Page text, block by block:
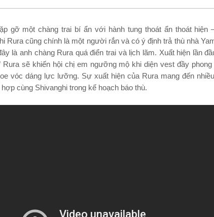
gỡ một chàng trai bí ẩn với hành tung thoát ẩn thoát hiện
Rura cũng chính là một người rắn và có ý định trả thù nhà
là anh chàng Rura quá điển trai và lịch lãm. Xuất hiện lần
Rura sẽ khiến hội chị em ngưỡng mộ khi diện vest đầy phong
vóc dáng lực lưỡng. Sự xuất hiện của Rura mang đến
cùng Shivanghi trong kế hoạch báo thù.